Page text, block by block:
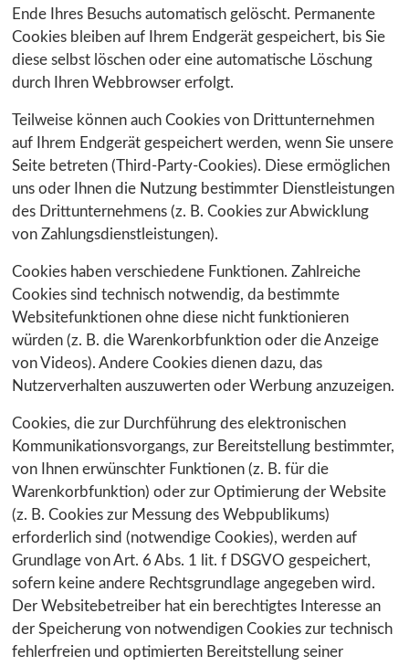
Ende Ihres Besuchs automatisch gelöscht. Permanente
Cookies bleiben auf Ihrem Endgerät gespeichert, bis Sie
diese selbst löschen oder eine automatische Löschung
durch Ihren Webbrowser erfolgt.
Teilweise können auch Cookies von Drittunternehmen
auf Ihrem Endgerät gespeichert werden, wenn Sie unsere
Seite betreten (Third-Party-Cookies). Diese ermöglichen
uns oder Ihnen die Nutzung bestimmter Dienstleistungen
des Drittunternehmens (z. B. Cookies zur Abwicklung
von Zahlungsdienstleistungen).
Cookies haben verschiedene Funktionen. Zahlreiche
Cookies sind technisch notwendig, da bestimmte
Websitefunktionen ohne diese nicht funktionieren
würden (z. B. die Warenkorbfunktion oder die Anzeige
von Videos). Andere Cookies dienen dazu, das
Nutzerverhalten auszuwerten oder Werbung anzuzeigen.
Cookies, die zur Durchführung des elektronischen
Kommunikationsvorgangs, zur Bereitstellung bestimmter,
von Ihnen erwünschter Funktionen (z. B. für die
Warenkorbfunktion) oder zur Optimierung der Website
(z. B. Cookies zur Messung des Webpublikums)
erforderlich sind (notwendige Cookies), werden auf
Grundlage von Art. 6 Abs. 1 lit. f DSGVO gespeichert,
sofern keine andere Rechtsgrundlage angegeben wird.
Der Websitebetreiber hat ein berechtigtes Interesse an
der Speicherung von notwendigen Cookies zur technisch
fehlerfreien und optimierten Bereitstellung seiner